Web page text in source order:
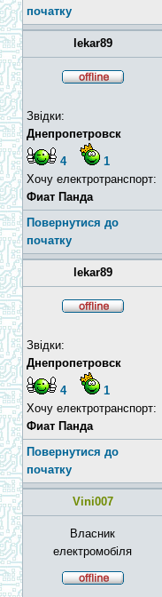
початку
lekar89
Звідки:
Днепропетровск
4
1
Хочу електротранспорт:
Фиат Панда
Повернутися до
початку
lekar89
Звідки:
Днепропетровск
4
1
Хочу електротранспорт:
Фиат Панда
Повернутися до
початку
Vini007
Власник
електромобіля